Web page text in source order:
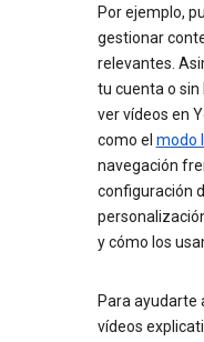
Por ejemplo,
gestionar
relevantes.
tu cuenta o sin
ver vídeos en
como el modo
navegación
configuración
y cómo los
Para ayudarte
vídeos